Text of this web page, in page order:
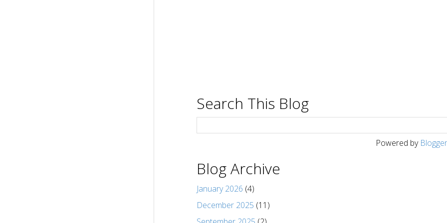
Search This Blog
Powered by
Blog Archive
January 2026 (4)
December 2025 (11)